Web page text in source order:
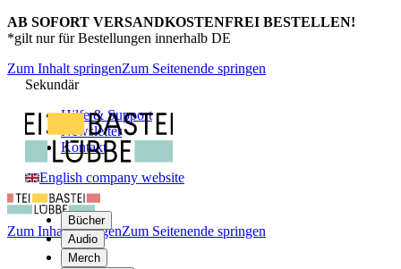
AB SOFORT VERSANDKOSTENFREI BESTELLEN!
*gilt nur für Bestellungen innerhalb DE
Zum Inhalt springenZum Seitenende springen
Sekundär
Hilfe & Support
Newsletter
Kontakt
English company website
Bücher
Audio
Merch
Zum Inhalt springenZum Seitenende springen